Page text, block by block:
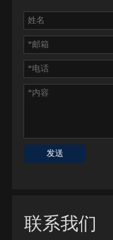
发送
联系我们